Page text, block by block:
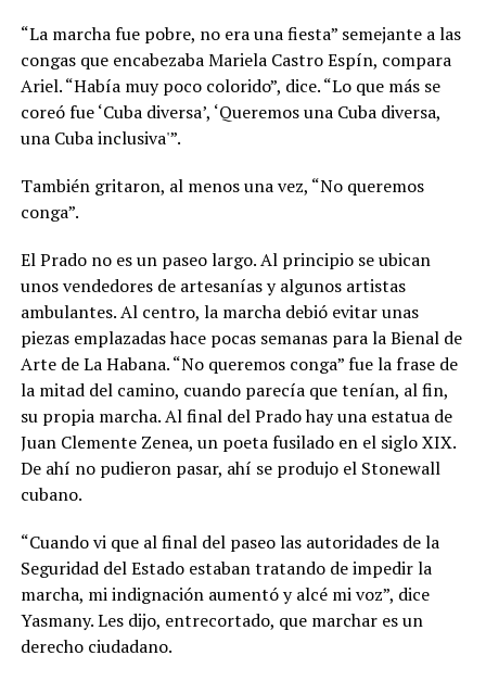
“La marcha fue pobre, no era una fiesta” semejante a las
congas que encabezaba Mariela Castro Espín, compara
Ariel. “Había muy poco colorido”, dice. “Lo que más se
coreó fue ‘Cuba diversa’, ‘Queremos una Cuba diversa,
una Cuba inclusiva'”.
También gritaron, al menos una vez, “No queremos
conga”.
El Prado no es un paseo largo. Al principio se ubican
unos vendedores de artesanías y algunos artistas
ambulantes. Al centro, la marcha debió evitar unas
piezas emplazadas hace pocas semanas para la Bienal de
Arte de La Habana. “No queremos conga” fue la frase de
la mitad del camino, cuando parecía que tenían, al fin,
su propia marcha. Al final del Prado hay una estatua de
Juan Clemente Zenea, un poeta fusilado en el siglo XIX.
De ahí no pudieron pasar, ahí se produjo el Stonewall
cubano.
“Cuando vi que al final del paseo las autoridades de la
Seguridad del Estado estaban tratando de impedir la
marcha, mi indignación aumentó y alcé mi voz”, dice
Yasmany. Les dijo, entrecortado, que marchar es un
derecho ciudadano.